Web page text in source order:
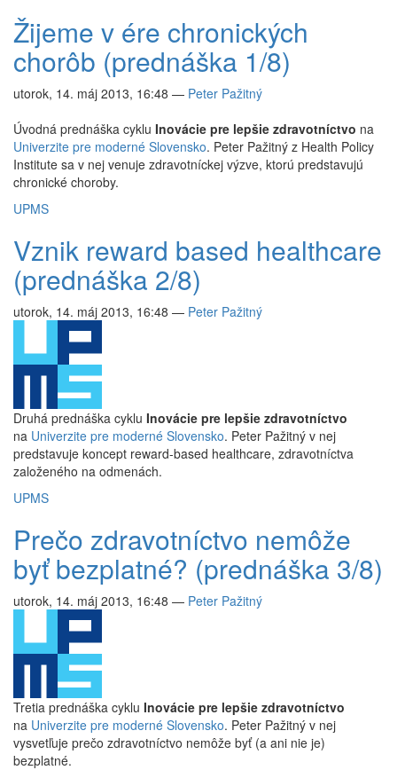
Žijeme v ére chronických
chorôb (prednáška 1/8)
utorok, 14. máj 2013, 16:48 — Peter Pažitný
Úvodná prednáška cyklu Inovácie pre lepšie zdravotníctvo na
Univerzite pre moderné Slovensko. Peter Pažitný z Health Policy
Institute sa v nej venuje zdravotníckej výzve, ktorú predstavujú
chronické choroby.
UPMS
Vznik reward based healthcare
(prednáška 2/8)
utorok, 14. máj 2013, 16:48 — Peter Pažitný
Druhá prednáška cyklu Inovácie pre lepšie zdravotníctvo
na Univerzite pre moderné Slovensko. Peter Pažitný v nej
predstavuje koncept reward-based healthcare, zdravotníctva
založeného na odmenách.
UPMS
Prečo zdravotníctvo nemôže
byť bezplatné? (prednáška 3/8)
utorok, 14. máj 2013, 16:48 — Peter Pažitný
Tretia prednáška cyklu Inovácie pre lepšie zdravotníctvo
na Univerzite pre moderné Slovensko. Peter Pažitný v nej
vysvetľuje prečo zdravotníctvo nemôže byť (a ani nie je)
bezplatné.